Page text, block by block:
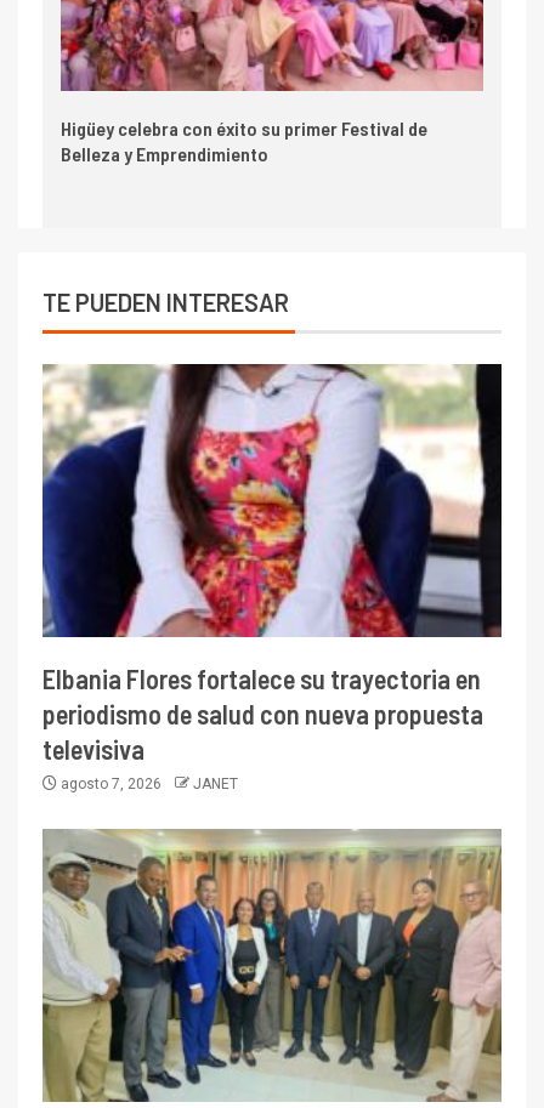
Higüey celebra con éxito su primer Festival de
Belleza y Emprendimiento
TE PUEDEN INTERESAR
Elbania Flores fortalece su trayectoria en
periodismo de salud con nueva propuesta
televisiva
agosto 7, 2026 JANET